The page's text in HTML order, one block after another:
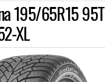
195/65R15 95T
XL